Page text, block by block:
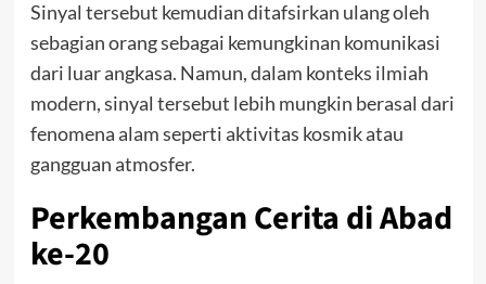
Sinyal tersebut kemudian ditafsirkan ulang oleh
sebagian orang sebagai kemungkinan komunikasi
dari luar angkasa. Namun, dalam konteks ilmiah
modern, sinyal tersebut lebih mungkin berasal dari
fenomena alam seperti aktivitas kosmik atau
gangguan atmosfer.
Perkembangan Cerita di Abad
ke-20